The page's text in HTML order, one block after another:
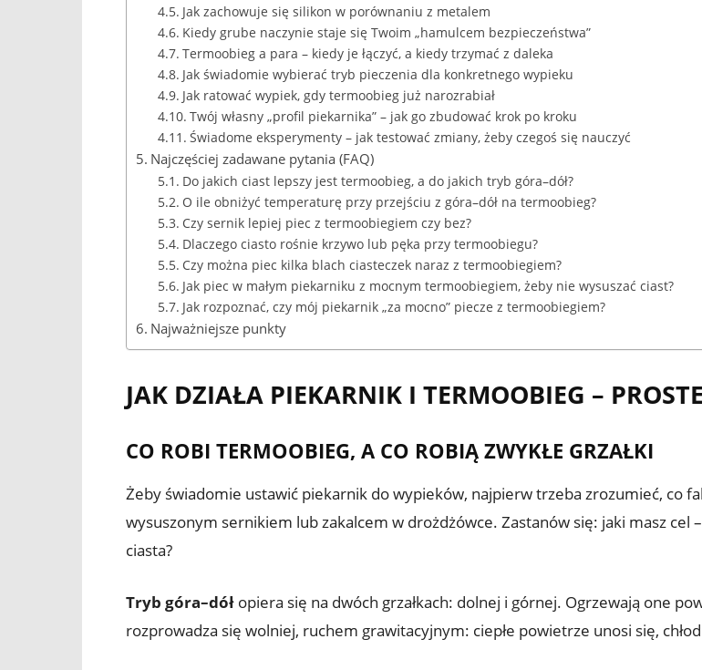
Jak zachowuje się silikon w porównaniu z metalem
Kiedy grube naczynie staje się Twoim „hamulcem bezpieczeństwa”
Termoobieg a para – kiedy je łączyć, a kiedy trzymać z daleka
Jak świadomie wybierać tryb pieczenia dla konkretnego wypieku
Jak ratować wypiek, gdy termoobieg już narozrabiał
Twój własny „profil piekarnika” – jak go zbudować krok po kroku
Świadome eksperymenty – jak testować zmiany, żeby czegoś się nauczyć
Najczęściej zadawane pytania (FAQ)
Do jakich ciast lepszy jest termoobieg, a do jakich tryb góra–dół?
O ile obniżyć temperaturę przy przejściu z góra–dół na termoobieg?
Czy sernik lepiej piec z termoobiegiem czy bez?
Dlaczego ciasto rośnie krzywo lub pęka przy termoobiegu?
Czy można piec kilka blach ciasteczek naraz z termoobiegiem?
Jak piec w małym piekarniku z mocnym termoobiegiem, żeby nie wysuszać ciast?
Jak rozpoznać, czy mój piekarnik „za mocno” piecze z termoobiegiem?
Najważniejsze punkty
JAK DZIAŁA PIEKARNIK I TERMOOBIEG –
CO ROBI TERMOOBIEG, A CO ROBIĄ ZWYKŁE GRZAŁKI
Żeby świadomie ustawić piekarnik do wypieków, najpierw trzeba zrozumieć, co
wysuszonym sernikiem lub zakalcem w drożdżówce. Zastanów się: jaki masz
ciasta?
Tryb góra–dół opiera się na dwóch grzałkach: dolnej i górnej. Ogrzewają one
rozprowadza się wolniej, ruchem grawitacyjnym: ciepłe powietrze unosi się,